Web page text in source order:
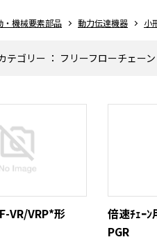
・機械要素部品 動力伝達機器 小
テゴリー ： フリーフローチェーン
VR/VRP*形
倍速ﾁｪｰﾝ
PGR